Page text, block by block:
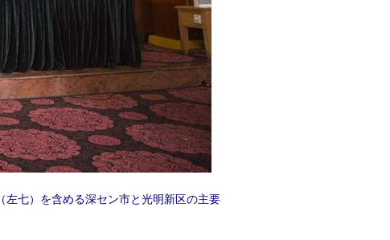
七）を含める深セン市と光明新区の主要